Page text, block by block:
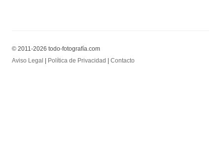
© 2011-2026 todo-fotografía.com
Aviso Legal
Política de Privacidad Contacto